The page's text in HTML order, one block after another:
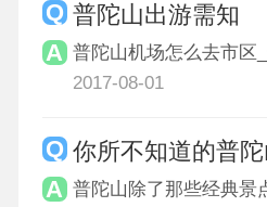
普陀山出游需知
普陀山机场怎么去市区
2017-08-01
你所不知道的普
普陀山除了那些经典景